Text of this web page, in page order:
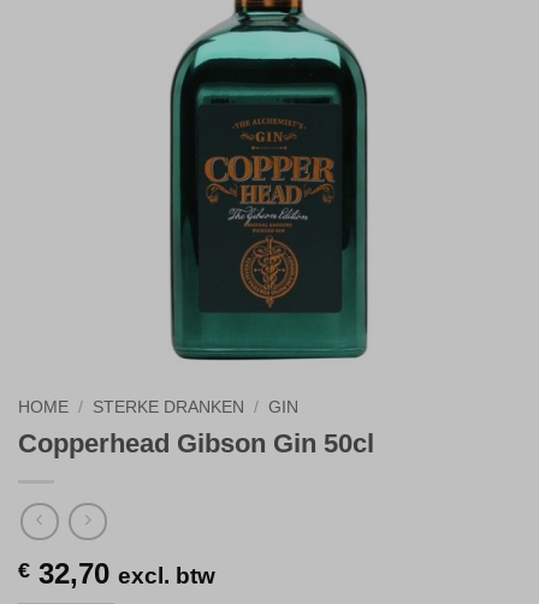
HOME / STERKE DRANKEN / GIN
Copperhead Gibson Gin 50cl
€ 32,70 excl. btw